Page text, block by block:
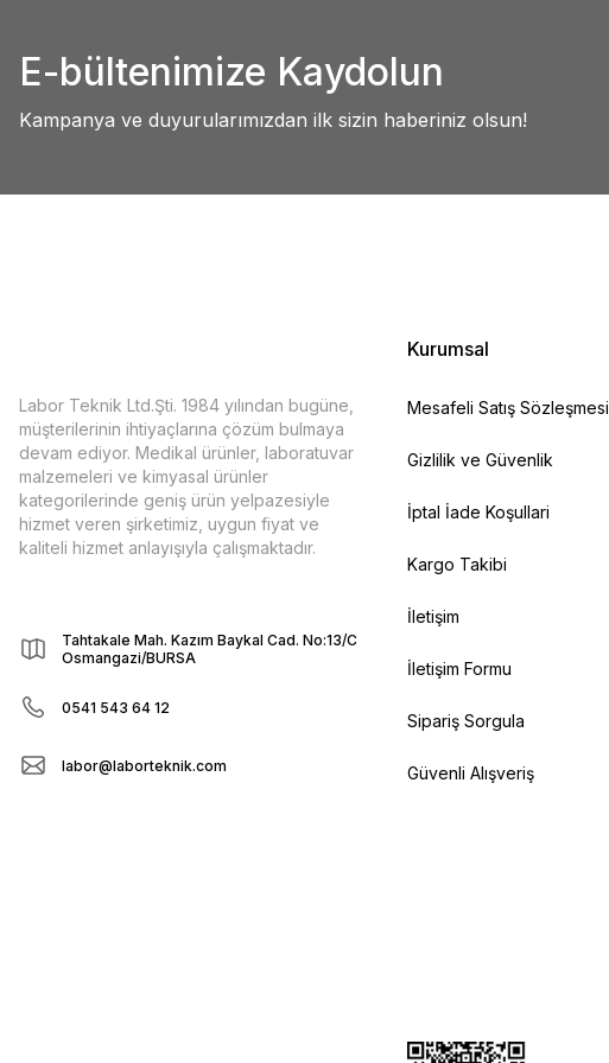
Ürün açıklamasında eksik bilgiler bulunuyor.
Ürün fiyatı diğer sitelerden daha pahalı.
Deneyimini Paylaş
E-bültenimize Kaydolun
Kampanya ve duyurularımızdan ilk sizin haberiniz olsun!
Labor Teknik Ltd.Şti. 1984 yılından bugüne,
müşterilerinin ihtiyaçlarına çözüm bulmaya
devam ediyor. Medikal ürünler, laboratuvar
malzemeleri ve kimyasal ürünler
kategorilerinde geniş ürün yelpazesiyle
hizmet veren şirketimiz, uygun fiyat ve
kaliteli hizmet anlayışıyla çalışmaktadır.
Tahtakale Mah. Kazım Baykal Cad. No:13/C
Osmangazi/BURSA
0541 543 64 12
labor@laborteknik.com
Kurumsal
Mesafeli Satış Sözleşmesi
Gizlilik ve Güvenlik
İptal İade Koşullari
Kargo Takibi
İletişim
İletişim Formu
Sipariş Sorgula
Güvenli Alışveriş